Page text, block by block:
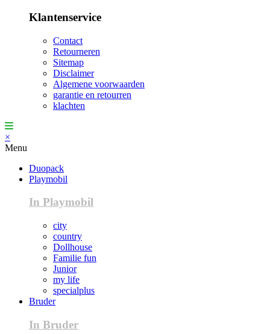
Klantenservice
Contact
Retourneren
Sitemap
Disclaimer
Algemene voorwaarden
garantie en retourren
klachten
×
Menu
Duopack
Playmobil
In Playmobil
city
country
Dollhouse
Familie fun
Junior
my life
specialplus
Bruder
In Bruder